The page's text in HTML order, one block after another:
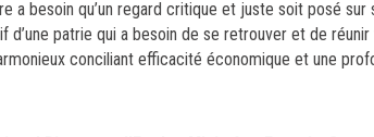
a besoin qu’un regard critique et juste soit posé
patrie qui a besoin de se retrouver et de réunir
conciliant efficacité économique et une